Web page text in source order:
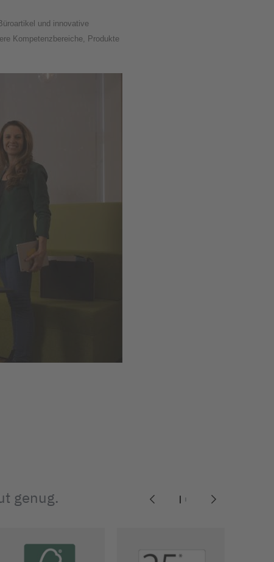
und innovative
Kompetenzbereiche, Produkte
genug. 12